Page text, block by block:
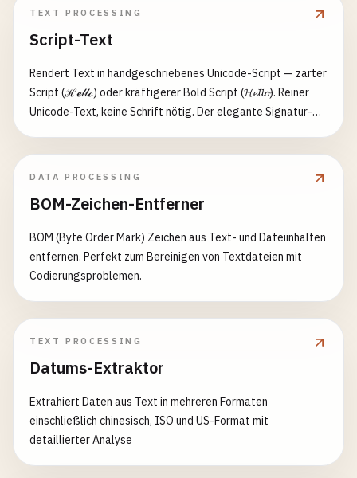
TEXT PROCESSING
Script-Text
Rendert Text in handgeschriebenes Unicode-Script — zarter
Script (ℋℯ𝓁𝓁ℴ) oder kräftigerer Bold Script (𝓗𝓮𝓵𝓵𝓸). Reiner
Unicode-Text, keine Schrift nötig. Der elegante Signatur-
DATA PROCESSING
BOM-Zeichen-Entferner
BOM (Byte Order Mark) Zeichen aus Text- und Dateiinhalten
entfernen. Perfekt zum Bereinigen von Textdateien mit
Codierungsproblemen.
TEXT PROCESSING
Datums-Extraktor
Extrahiert Daten aus Text in mehreren Formaten
einschließlich chinesisch, ISO und US-Format mit
detaillierter Analyse